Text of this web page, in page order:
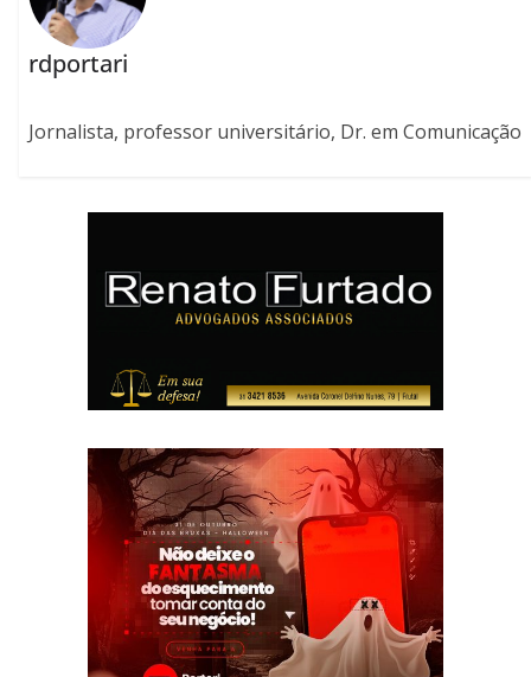
rdportari
Jornalista, professor universitário, Dr. em Comunicação